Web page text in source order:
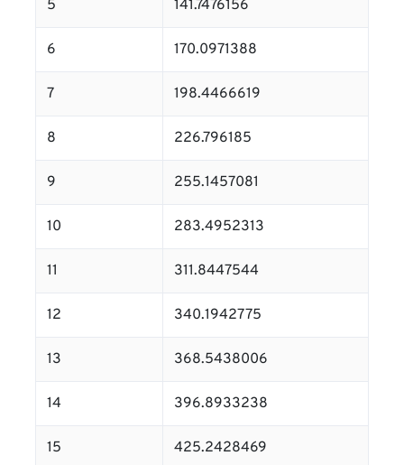
5 141.7476156
6 170.0971388
7 198.4466619
8 226.796185
9 255.1457081
10 283.4952313
11 311.8447544
12 340.1942775
13 368.5438006
14 396.8933238
15 425.2428469